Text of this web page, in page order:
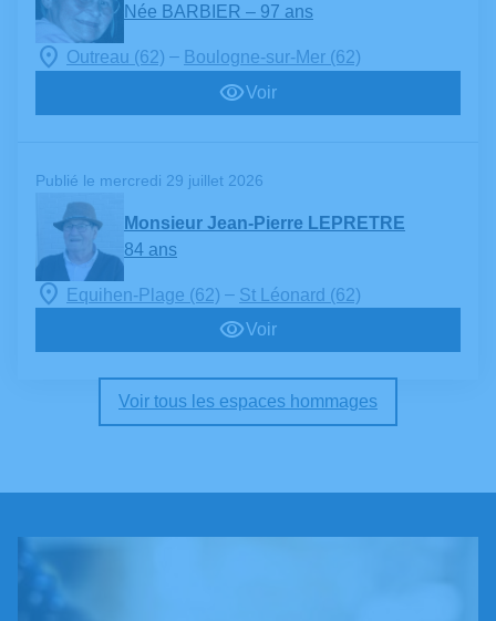
Née BARBIER – 97 ans
Outreau (62) – Boulogne-sur-Mer (62)
Voir
Publié le mercredi 29 juillet 2026
Monsieur Jean-Pierre LEPRETRE
84 ans
Equihen-Plage (62) – St Léonard (62)
Voir
Voir tous les espaces hommages